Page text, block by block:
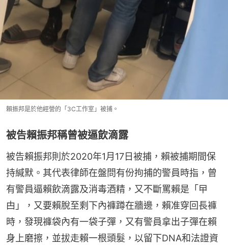
賴振邦是於他經營的「3C工作室」被捕。
被告賴振邦稱曾被逼飲滴露
被告賴振邦則於2020年1月17日被捕，賴被捕期間保
持緘默。其代表律師在盤問有份拘捕的警員時指，曾
有警員逼賴飲滴露及消毒酒精，又不斷罵賴是「曱
甴」，又要賴脫至剩下內褲蹲在牆邊，賴准穿回長褲
時，發現褲袋內有一袋子彈，又有警員拿出子彈在賴
身上磨擦，並拔走賴一根頭髮，以留下DNA和法證資